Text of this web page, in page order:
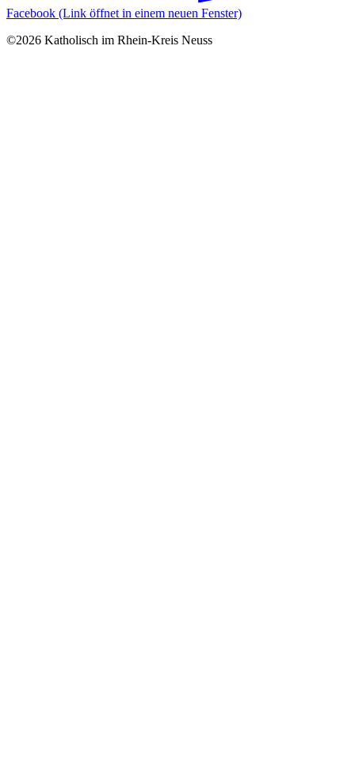
Facebook (Link öffnet in einem neuen Fenster)
©2026 Katholisch im Rhein-Kreis Neuss